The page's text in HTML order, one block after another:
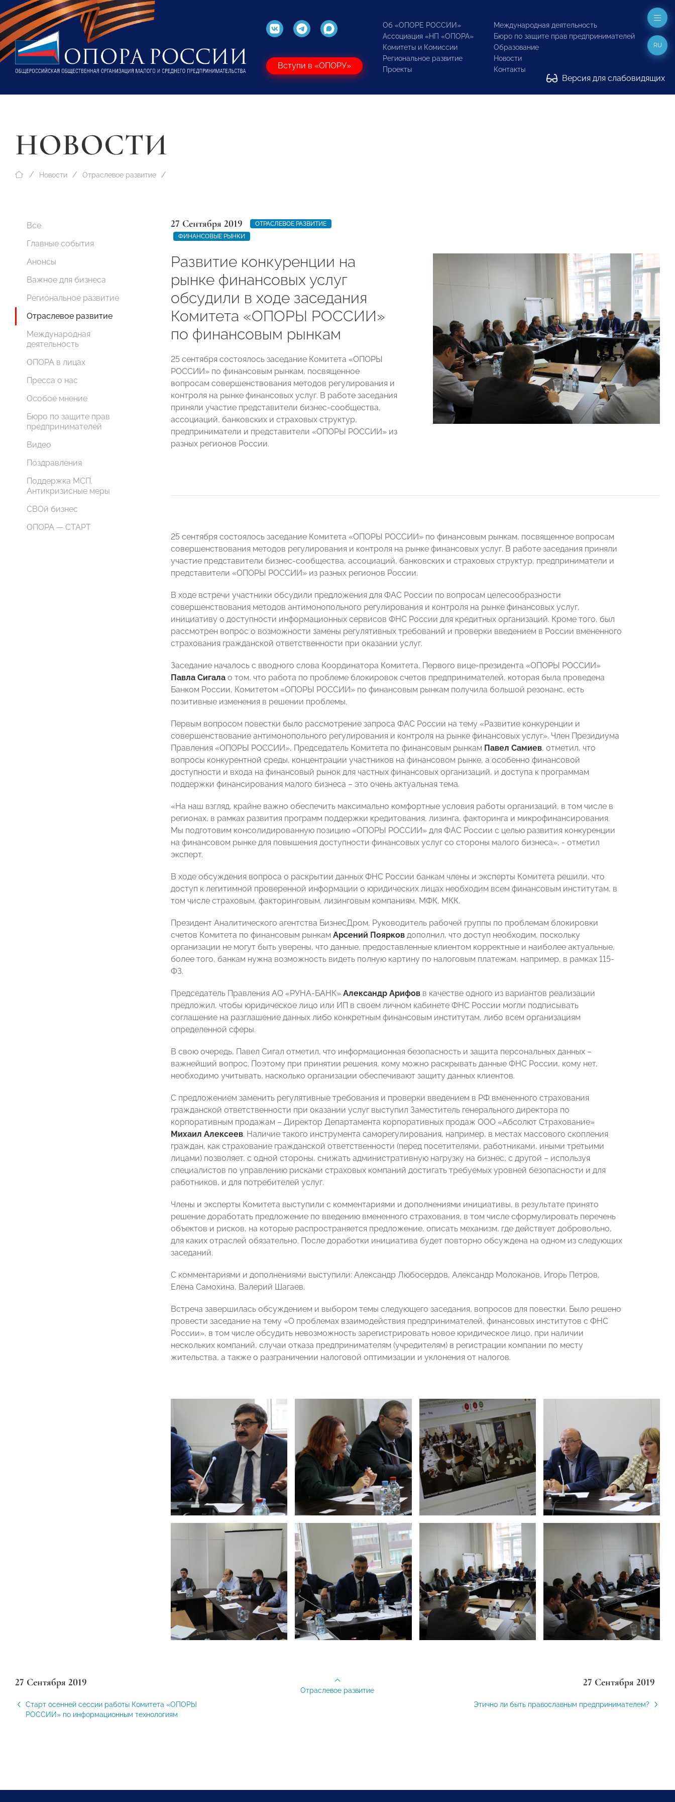
Вступи в «ОПОРУ»
Об «ОПОРЕ РОССИИ»
Ассоциация «НП «ОПОРА»
Комитеты и Комиссии
Региональное развитие
Проекты
Международная деятельность
Бюро по защите прав предпринимателей
Образование
Новости
Контакты
Версия для слабовидящих
RU
НОВОСТИ
Новости Отраслевое развитие
Все
Главные события
Анонсы
Важное для бизнеса
Региональное развитие
Отраслевое развитие
Международная
деятельность
ОПОРА в лицах
Пресса о нас
Особое мнение
Бюро по защите прав
предпринимателей
Видео
Поздравления
Поддержка МСП.
Антикризисные меры
СВОй бизнес
ОПОРА — СТАРТ
27 Сентября 2019
ОТРАСЛЕВОЕ РАЗВИТИЕ
ФИНАНСОВЫЕ РЫНКИ
Развитие конкуренции на
рынке финансовых услуг
обсудили в ходе заседания
Комитета «ОПОРЫ РОССИИ»
по финансовым рынкам
25 сентября состоялось заседание Комитета «ОПОРЫ
РОССИИ» по финансовым рынкам, посвященное
вопросам совершенствования методов регулирования и
контроля на рынке финансовых услуг. В работе заседания
приняли участие представители бизнес-сообщества,
ассоциаций, банковских и страховых структур,
предприниматели и представители «ОПОРЫ РОССИИ» из
разных регионов России.
25 сентября состоялось заседание Комитета «ОПОРЫ РОССИИ» по финансовым рынкам, посвященное вопросам
совершенствования методов регулирования и контроля на рынке финансовых услуг. В работе заседания приняли
участие представители бизнес-сообщества, ассоциаций, банковских и страховых структур, предприниматели и
представители «ОПОРЫ РОССИИ» из разных регионов России.
В ходе встречи участники обсудили предложения для ФАС России по вопросам целесообразности
совершенствования методов антимонопольного регулирования и контроля на рынке финансовых услуг,
инициативу о доступности информационных сервисов ФНС России для кредитных организаций. Кроме того, был
рассмотрен вопрос о возможности замены регулятивных требований и проверки введением в России вмененного
страхования гражданской ответственности при оказании услуг.
Заседание началось с вводного слова Координатора Комитета, Первого вице-президента «ОПОРЫ РОССИИ»
Павла Сигала о том, что работа по проблеме блокировок счетов предпринимателей, которая была проведена
Банком России, Комитетом «ОПОРЫ РОССИИ» по финансовым рынкам получила большой резонанс, есть
позитивные изменения в решении проблемы.
Первым вопросом повестки было рассмотрение запроса ФАС России на тему «Развитие конкуренции и
совершенствование антимонопольного регулирования и контроля на рынке финансовых услуг». Член Президиума
Правления «ОПОРЫ РОССИИ», Председатель Комитета по финансовым рынкам Павел Самиев, отметил, что
вопросы конкурентной среды, концентрации участников на финансовом рынке, а особенно финансовой
доступности и входа на финансовый рынок для частных финансовых организаций, и доступа к программам
поддержки финансирования малого бизнеса – это очень актуальная тема.
«На наш взгляд, крайне важно обеспечить максимально комфортные условия работы организаций, в том числе в
регионах, в рамках развития программ поддержки кредитования, лизинга, факторинга и микрофинансирования.
Мы подготовим консолидированную позицию «ОПОРЫ РОССИИ» для ФАС России с целью развития конкуренции
на финансовом рынке для повышения доступности финансовых услуг со стороны малого бизнеса», - отметил
эксперт.
В ходе обсуждения вопроса о раскрытии данных ФНС России банкам члены и эксперты Комитета решили, что
доступ к легитимной проверенной информации о юридических лицах необходим всем финансовым институтам, в
том числе страховым, факторинговым, лизинговым компаниям, МФК, МКК.
Президент Аналитического агентства БизнесДром, Руководитель рабочей группы по проблемам блокировки
счетов Комитета по финансовым рынкам Арсений Поярков дополнил, что доступ необходим, поскольку
организации не могут быть уверены, что данные, предоставленные клиентом корректные и наиболее актуальные,
более того, банкам нужна возможность видеть полную картину по налоговым платежам, например, в рамках 115-
ФЗ.
Председатель Правления АО «РУНА-БАНК» Александр Арифов в качестве одного из вариантов реализации
предложил, чтобы юридическое лицо или ИП в своем личном кабинете ФНС России могли подписывать
соглашение на разглашение данных либо конкретным финансовым институтам, либо всем организациям
определенной сферы.
В свою очередь, Павел Сигал отметил, что информационная безопасность и защита персональных данных –
важнейший вопрос. Поэтому при принятии решения, кому можно раскрывать данные ФНС России, кому нет,
необходимо учитывать, насколько организации обеспечивают защиту данных клиентов.
С предложением заменить регулятивные требования и проверки введением в РФ вмененного страхования
гражданской ответственности при оказании услуг выступил Заместитель генерального директора по
корпоративным продажам – Директор Департамента корпоративных продаж ООО «Абсолют Страхование»
Михаил Алексеев. Наличие такого инструмента саморегулирования, например, в местах массового скопления
граждан, как страхование гражданской ответственности (перед посетителями, работниками, иными третьими
лицами) позволяет, с одной стороны, снижать административную нагрузку на бизнес, с другой – используя
специалистов по управлению рисками страховых компаний достигать требуемых уровней безопасности и для
работников, и для потребителей услуг.
Члены и эксперты Комитета выступили с комментариями и дополнениями инициативы, в результате принято
решение доработать предложение по введению вмененного страхования, в том числе сформулировать перечень
объектов и рисков, на которые распространяется предложение, описать механизм, где действует добровольно,
для каких отраслей обязательно. После доработки инициатива будет повторно обсуждена на одном из следующих
заседаний.
С комментариями и дополнениями выступили: Александр Любосердов, Александр Молоканов, Игорь Петров,
Елена Самохина, Валерий Шагаев.
Встреча завершилась обсуждением и выбором темы следующего заседания, вопросов для повестки. Было решено
провести заседание на тему «О проблемах взаимодействия предпринимателей, финансовых институтов с ФНС
России», в том числе обсудить невозможность зарегистрировать новое юридическое лицо, при наличии
нескольких компаний, случаи отказа предпринимателям (учредителям) в регистрации компании по месту
жительства, а также о разграничении налоговой оптимизации и уклонения от налогов.
27 Сентября 2019
Старт осенней сессии работы Комитета «ОПОРЫ
РОССИИ» по информационным технологиям
27 Сентября 2019
Этично ли быть православным предпринимателем?
Отраслевое развитие